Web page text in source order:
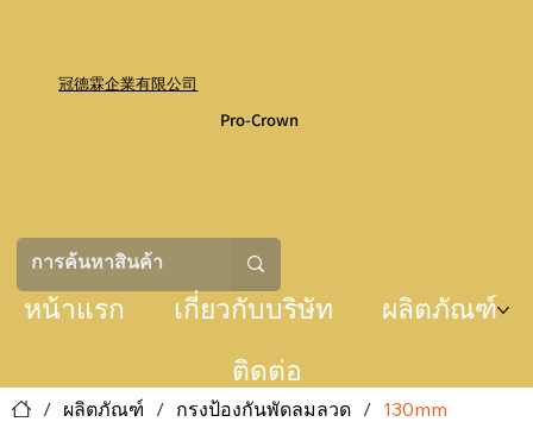
冠德霖企業有限公司
Pro-Crown
หน้าแรก เกี่ยวกับบริษัท
ผลิตภัณฑ์
ติดต่อ
/ ผลิตภัณฑ์ / กรงป้องกันพัดลมลวด / 130mm